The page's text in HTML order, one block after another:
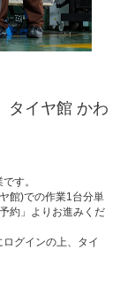
タイヤ館 かわ
す。
館)での作業1台分単
約」よりお進みくだ
グインの上、タイ